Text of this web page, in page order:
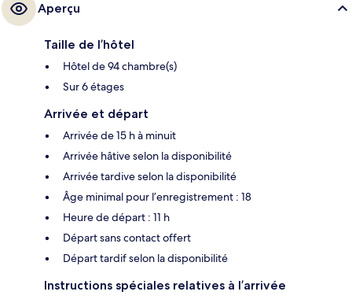
Aperçu
Taille de l’hôtel
Hôtel de 94 chambre(s)
Sur 6 étages
Arrivée et départ
Arrivée de 15 h à minuit
Arrivée hâtive selon la disponibilité
Arrivée tardive selon la disponibilité
Âge minimal pour l’enregistrement : 18
Heure de départ : 11 h
Départ sans contact offert
Départ tardif selon la disponibilité
Instructions spéciales relatives à l’arrivée